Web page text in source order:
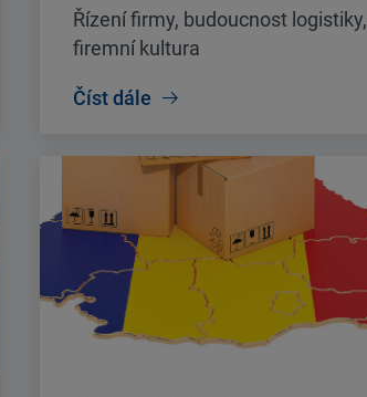
Řízení firmy, budoucnost logistiky,
firemní kultura
Číst dále